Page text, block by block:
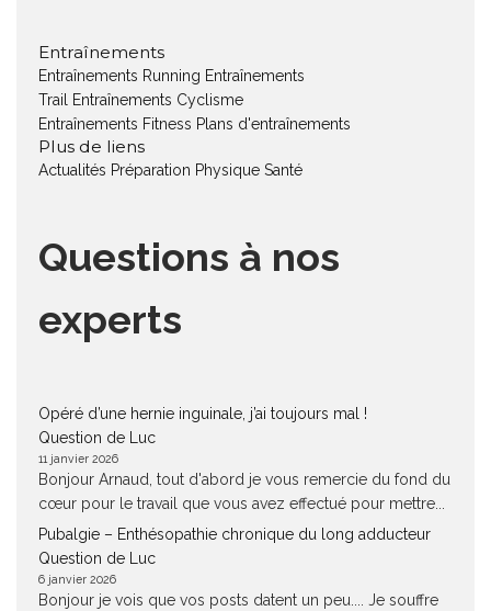
Entraînements
Entraînements Running Entraînements
Trail Entraînements Cyclisme
Entraînements Fitness Plans d'entraînements
Plus de liens
Actualités Préparation Physique Santé
Questions à nos
experts
Opéré d’une hernie inguinale, j’ai toujours mal !
Question de Luc
11 janvier 2026
Bonjour Arnaud, tout d'abord je vous remercie du fond du
cœur pour le travail que vous avez effectué pour mettre...
Pubalgie – Enthésopathie chronique du long adducteur
Question de Luc
6 janvier 2026
Bonjour je vois que vos posts datent un peu.... Je souffre